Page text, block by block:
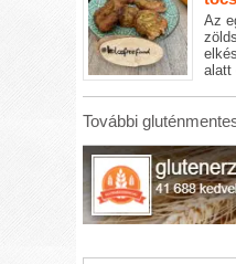
Az
alatt
További